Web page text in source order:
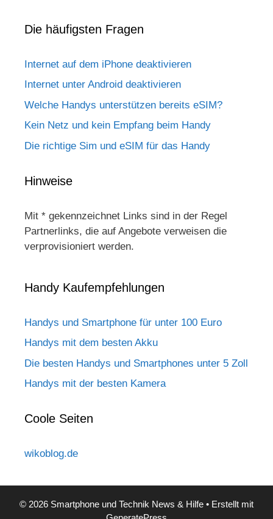
Die häufigsten Fragen
Internet auf dem iPhone deaktivieren
Internet unter Android deaktivieren
Welche Handys unterstützen bereits eSIM?
Kein Netz und kein Empfang beim Handy
Die richtige Sim und eSIM für das Handy
Hinweise
Mit * gekennzeichnet Links sind in der Regel
Partnerlinks, die auf Angebote verweisen die
verprovisioniert werden.
Handy Kaufempfehlungen
Handys und Smartphone für unter 100 Euro
Handys mit dem besten Akku
Die besten Handys und Smartphones unter 5 Zoll
Handys mit der besten Kamera
Coole Seiten
wikoblog.de
© 2026 Smartphone und Technik News & Hilfe • Erstellt mit